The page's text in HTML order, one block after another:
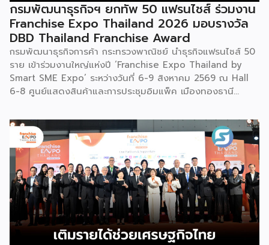
แปรรูปเป็นเมนูอาหาร-เครื่องดื่มให้ผู้ร่วมงานเห็นวิธีใช้งานจริง
โดยนำ ‘น้ำผึ้ง’ ที่ไม่ได้นำมาวางขายแบบเดิม ๆ แต่แปรรูปเป็น
เครื่องดื่มสเลอปี้ให้ผู้ร่วมงานได้ชิมสดๆ หน้าบูธ เพื่อดึงดูดและ
สร้างประสบการณ์ให้คนในงานได้ทดลองสัมผัสสินค้าจริง และหาก
ใครสนใจก็สามารถซื้อ หัวเชื้อ กลับไปทำเครื่องดื่มต่อเองที่บ้านได้
เช่นกัน […]
กรมพัฒนาธุรกิจฯ ยกทัพ 50 แฟรนไชส์ ร่วมงาน
Franchise Expo Thailand 2026 มอบรางวัล
DBD Thailand Franchise Award
กรมพัฒนาธุรกิจการค้า กระทรวงพาณิชย์ นำธุรกิจแฟรนไชส์ 50
ราย เข้าร่วมงานใหญ่แห่งปี ‘Franchise Expo Thailand by
Smart SME Expo’ ระหว่างวันที่ 6-9 สิงหาคม 2569 ณ Hall
6-8 ศูนย์แสดงสินค้าและการประชุมอิมแพ็ค เมืองทองธานี
2026 ให้แก่ผู้ประกอบธุรกิจแฟรนไชส์ที่อยู่ในการส่งเสริมสนับสนุน
ของกรมฯ นายพูนพงษ์ นัยนาภากรณ์ อธิบดีกรมพัฒนาธุรกิจ
การค้า กระทรวงพาณิชย์ เปิดเผยภายหลังเป็นประธานเปิดงาน
“งานแฟรนไชส์ เอ็กซ์โป ไทยแลนด์ บาย สมาร์ท เอสเอ็มอี เอ็กซ์
โป (Franchise Expo Thailand by Smart SME Expo)” ซึ่ง
เป็นงานแสดงธุรกิจแฟรนไชส์ชั้นนำที่จัดขึ้นโดย บริษัท พีเอ็มจี
คอร์ปอเรชัน จำกัด เพื่อยกระดับศักยภาพของผู้ประกอบการและ
เจ้าของธุรกิจที่ต้องการขยายกิจการผ่านระบบแฟรนไชส์ […]